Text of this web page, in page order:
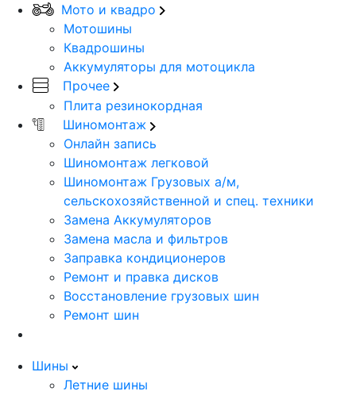
Мото и квадро
Мотошины
Квадрошины
Аккумуляторы для мотоцикла
Прочее
Плита резинокордная
Шиномонтаж
Онлайн запись
Шиномонтаж легковой
Шиномонтаж Грузовых а/м,
сельскохозяйственной и спец. техники
Замена Аккумуляторов
Замена масла и фильтров
Заправка кондиционеров
Ремонт и правка дисков
Восстановление грузовых шин
Ремонт шин
Шины
Летние шины